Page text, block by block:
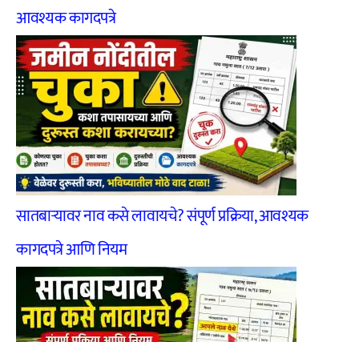
आवश्यक कागदपत्रे
सातबाऱ्यावर नाव कसे लावायचे? संपूर्ण प्रक्रिया, आवश्यक
कागदपत्रे आणि नियम